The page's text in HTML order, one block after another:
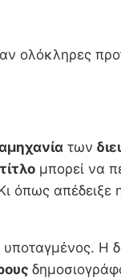
ολόκληρες
των
μπορεί να
όπως απέδειξε
υποταγμένος. Η